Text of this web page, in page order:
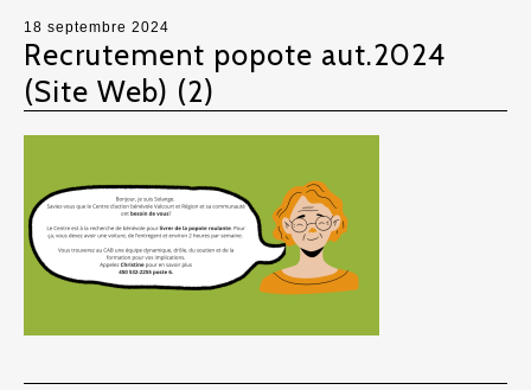
18 septembre 2024
Recrutement popote aut.2024
(Site Web) (2)